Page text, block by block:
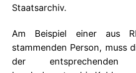
Staatsarchiv.
Am Beispiel einer aus
stammenden Person, muss
der